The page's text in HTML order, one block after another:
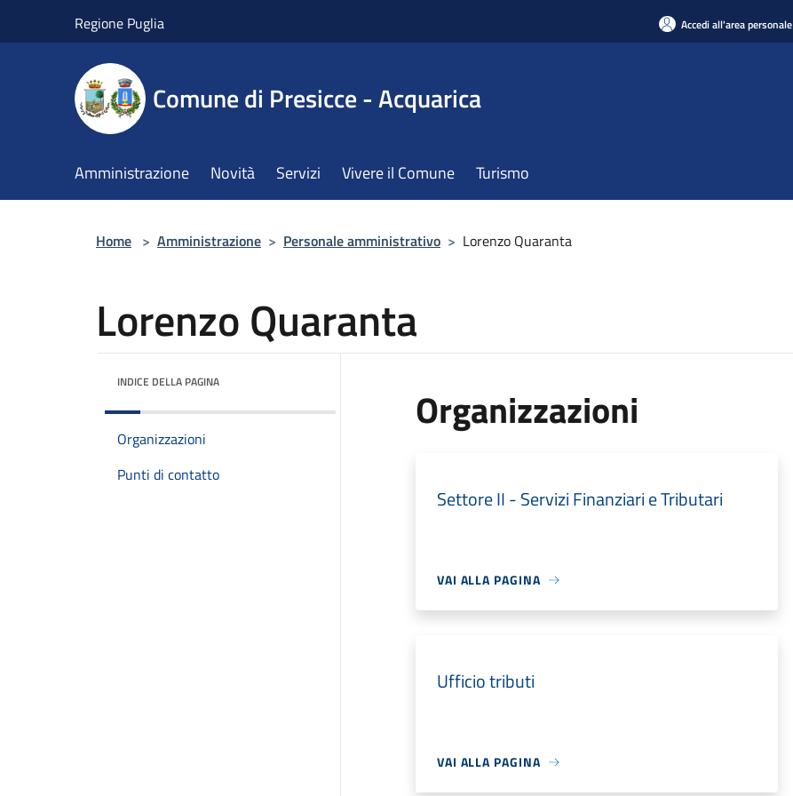
Regione Puglia Accedi all'area personale
Comune di Presicce - Acquarica
Amministrazione Novità Servizi Vivere il Comune Turismo
Home > Amministrazione > Personale amministrativo > Lorenzo Quaranta
Lorenzo Quaranta
INDICE DELLA PAGINA
Organizzazioni
Punti di contatto
Organizzazioni
Settore II - Servizi Finanziari e Tributari
VAI ALLA PAGINA
Ufficio tributi
VAI ALLA PAGINA